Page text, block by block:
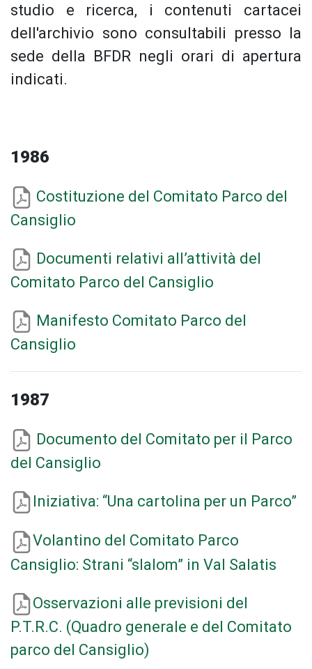
studio e ricerca, i contenuti cartacei
dell'archivio sono consultabili presso la
sede della BFDR negli orari di apertura
indicati.
1986
Costituzione del Comitato Parco del
Cansiglio
Documenti relativi all’attività del
Comitato Parco del Cansiglio
Manifesto Comitato Parco del
Cansiglio
1987
Documento del Comitato per il Parco
del Cansiglio
Iniziativa: “Una cartolina per un Parco”
Volantino del Comitato Parco
Cansiglio: Strani “slalom” in Val Salatis
Osservazioni alle previsioni del
P.T.R.C. (Quadro generale e del Comitato
parco del Cansiglio)